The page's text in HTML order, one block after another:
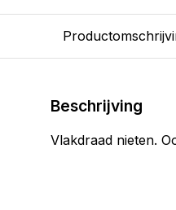
Beschrijving
Vlakdraad nieten.